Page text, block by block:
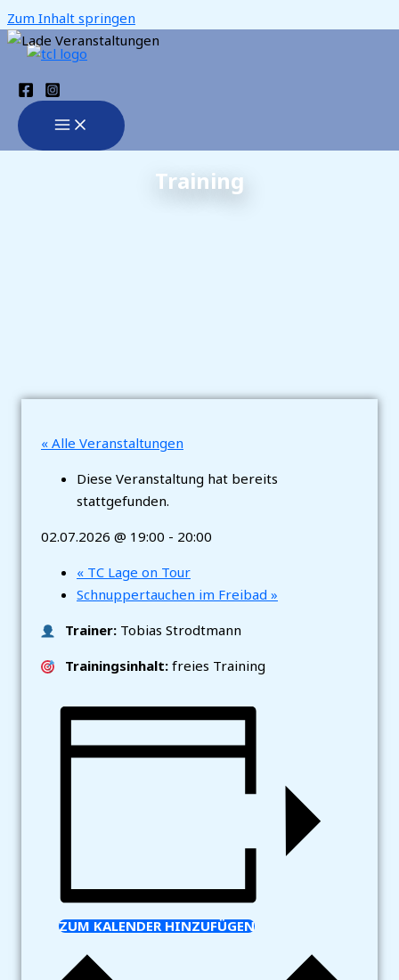
Zum Inhalt springen
Training
« Alle Veranstaltungen
Diese Veranstaltung hat bereits
stattgefunden.
02.07.2026 @ 19:00 - 20:00
« TC Lage on Tour
Schnuppertauchen im Freibad »
Trainer: Tobias Strodtmann
Trainingsinhalt: freies Training
ZUM KALENDER HINZUFÜGEN